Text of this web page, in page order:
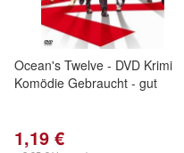
Ocean's Twelve - DVD Krimi
Komödie Gebraucht - gut
1,19 €